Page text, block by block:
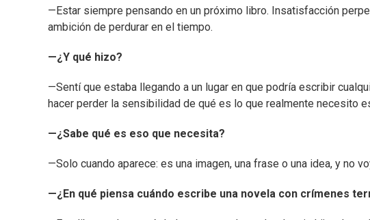
—Estar siempre pensando en un próximo libro. Insatisfacción
ambición de perdurar en el tiempo.
—¿Y qué hizo?
—Sentí que estaba llegando a un lugar en que podría escribir
hacer perder la sensibilidad de qué es lo que realmente necesito
—¿Sabe qué es eso que necesita?
—Solo cuando aparece: es una imagen, una frase o una idea, y no
—¿En qué piensa cuándo escribe una novela con crímenes